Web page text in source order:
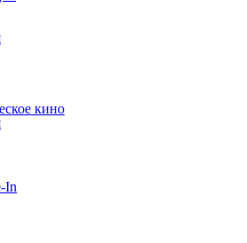
кино
In